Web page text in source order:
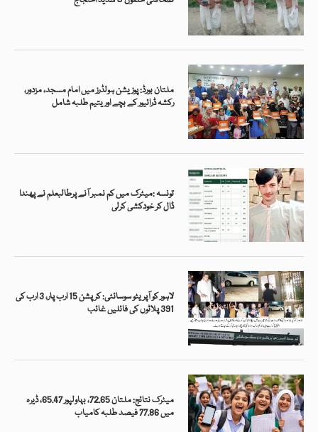
ملتان بورڈ: پوزیشن ہولڈرز میں امام مسجد، مزدور،
رکشہ ڈرائیور کے بچے اور یتیم طلبہ شامل
تونسہ :میٹرک میں کم نمبر آنے پرطالبعلم نے پھندا
ڈال کر خودکشی کرلی
لاہور کو آپریٹو سوسائٹی: کرپشن 15 ارب پار، 3 ارب کی
391 پلاٹوں کی فائلیں غائب
میٹرک نتائج: ملتان 72.65، بہاولپور 65.47، ڈیرہ
میں 77.86 فیصد طلبہ کامیاب